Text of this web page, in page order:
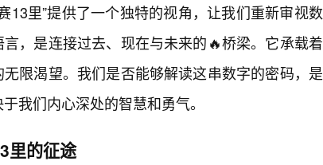
13里”提供了一个独特的视角，让我们重新审视数
，是连接过去、现在与未来的🔥桥梁。它承载着
限渴望。我们是否能够解读这串数字的密码，是
我们内心深处的智慧和勇气。
里的征途